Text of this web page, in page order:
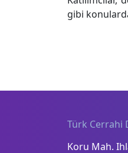
gibi
Türk Cerrahi
Koru Mah.